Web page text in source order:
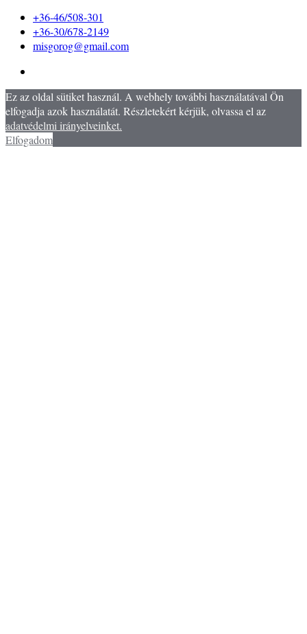
+36-46/508-301
+36-30/678-2149
misgorog@gmail.com
Ez az oldal sütiket használ. A webhely további használatával Ön
elfogadja azok használatát. Részletekért kérjük, olvassa el az
adatvédelmi irányelveinket.
Elfogadom